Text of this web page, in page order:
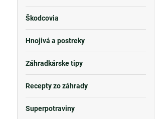
Škodcovia
Hnojivá a postreky
Záhradkárske tipy
Recepty zo záhrady
Superpotraviny